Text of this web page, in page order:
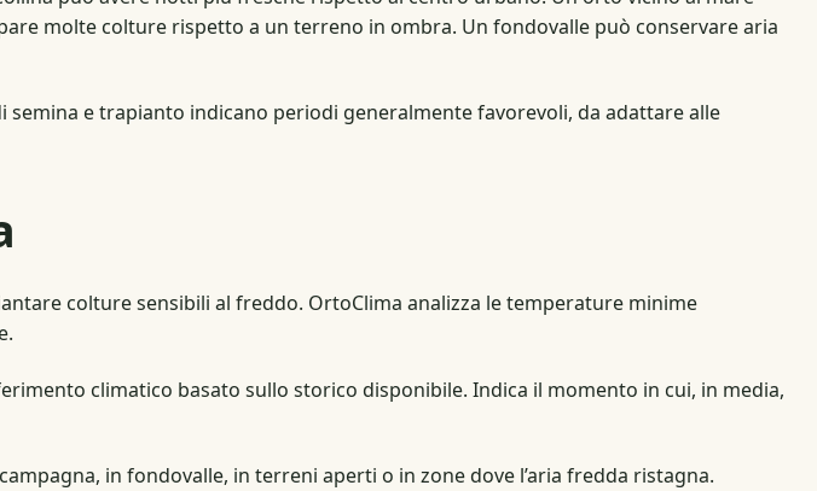
molte colture rispetto a un terreno in ombra. Un fondovalle può conservare aria
e trapianto indicano periodi generalmente favorevoli, da adattare alle
colture sensibili al freddo. OrtoClima analizza le temperature minime
climatico basato sullo storico disponibile. Indica il momento in cui, in media,
in fondovalle, in terreni aperti o in zone dove l’aria fredda ristagna.